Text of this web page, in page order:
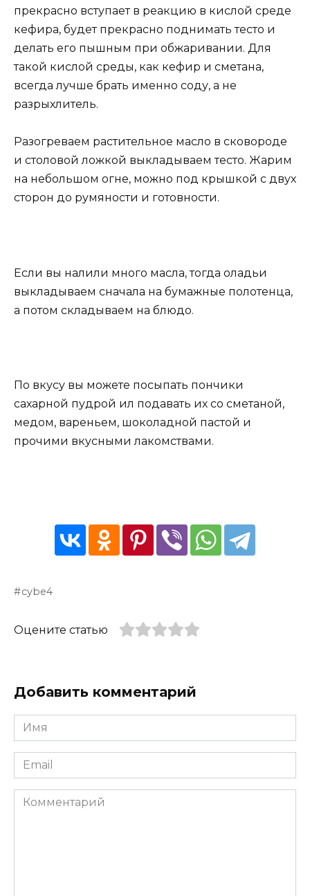
прекрасно вступает в реакцию в кислой среде
кефира, будет прекрасно поднимать тесто и
делать его пышным при обжаривании. Для
такой кислой среды, как кефир и сметана,
всегда лучше брать именно соду, а не
разрыхлитель.
Разогреваем растительное масло в сковороде
и столовой ложкой выкладываем тесто. Жарим
на небольшом огне, можно под крышкой с двух
сторон до румяности и готовности.
Если вы налили много масла, тогда оладьи
выкладываем сначала на бумажные полотенца,
а потом складываем на блюдо.
По вкусу вы можете посыпать пончики
сахарной пудрой ил подавать их со сметаной,
медом, вареньем, шоколадной пастой и
прочими вкусными лакомствами.
cybe4
Оцените статью
Добавить комментарий
Имя
*
Email
*
Комментарий